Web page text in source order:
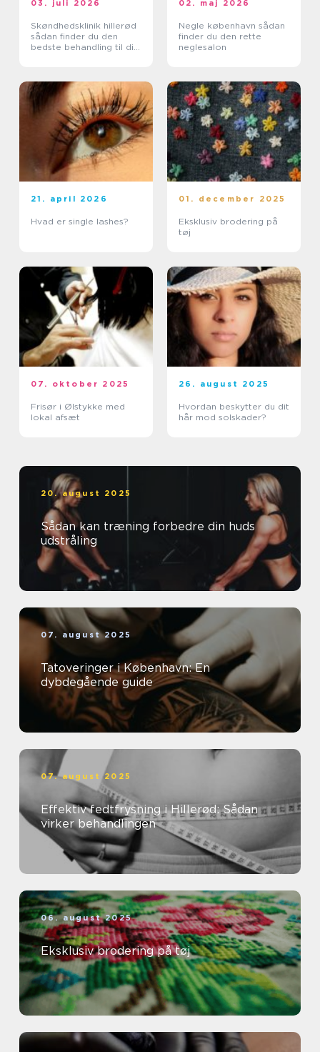
03. juli 2026
Skøndhedsklinik hillerød
sådan finder du den
bedste behandling til din
02. maj 2026
Negle københavn sådan
finder du den rette
neglesalon
21. april 2026
Hvad er single lashes?
01. december 2025
Eksklusiv brodering på
tøj
07. oktober 2025
Frisør i Ølstykke med
lokal afsæt
26. august 2025
Hvordan beskytter du dit
hår mod solskader?
20. august 2025
Sådan kan træning forbedre din huds
udstråling
07. august 2025
Tatoveringer i København: En
dybdegående guide
07. august 2025
Effektiv fedtfrysning i Hillerød: Sådan
virker behandlingen
06. august 2025
Eksklusiv brodering på tøj